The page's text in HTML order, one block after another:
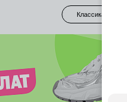
Классика
Добавить в